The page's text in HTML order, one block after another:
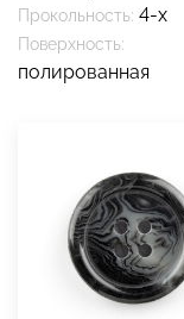
Прокольность: 4-х
Поверхность:
полированная